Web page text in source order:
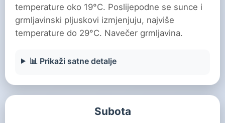
temperature oko 19°C. Poslijepodne se sunce i
grmljavinski pljuskovi izmjenjuju, najviše
temperature do 29°C. Navečer grmljavina.
📊 Prikaži satne detalje
Subota